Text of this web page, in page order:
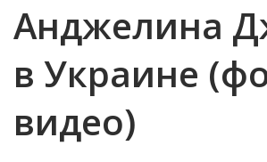
Анджелина
в Украине
видео)